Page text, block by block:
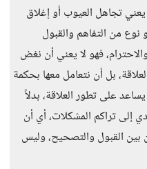
تجاهل العيوب أو إغلاق
نوع من التفاهم والقبول
فهو لا يعني أن نغض
بل أن نتعامل معها بحكمة
على تطور العلاقة، بدلاً
إلى تراكم المشكلات، أي أن
بين القبول والتصحيح، وليس